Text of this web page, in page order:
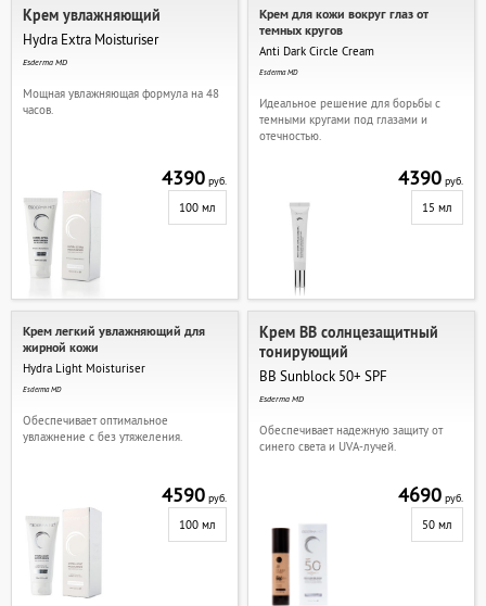
Крем увлажняющий
Hydra Extra Moisturiser
Esderma MD
Мощная увлажняющая формула на 48
часов.
4390руб.
100 мл
Крем для кожи вокруг глаз от
темных кругов
Anti Dark Circle Cream
Esderma MD
Идеальное решение для борьбы с
темными кругами под глазами и
отечностью.
4390руб.
15 мл
Крем легкий увлажняющий для
жирной кожи
Hydra Light Moisturiser
Esderma MD
Обеспечивает оптимальное
увлажнение с без утяжеления.
4590руб.
100 мл
Крем ВВ солнцезащитный
тонирующий
BB Sunblock 50+ SPF
Esderma MD
Обеспечивает надежную защиту от
синего света и UVA-лучей.
4690руб.
50 мл